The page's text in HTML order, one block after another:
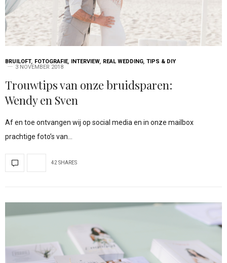
BRUILOFT FOTOGRAFIE, INTERVIEW REAL WEDDING TIPS & DIY
3 NOVEMBER 2018
Trouwtips van onze bruidsparen:
Wendy en Sven
Af en toe ontvangen wij op social media en in onze mailbox
prachtige foto’s van…
42 SHARES